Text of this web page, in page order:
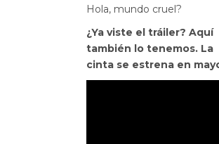
Hola, mundo cruel?
¿Ya viste el tráiler? Aquí
también lo tenemos. La
cinta se estrena en